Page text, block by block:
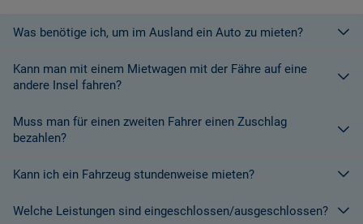
Was benötige ich, um im Ausland ein Auto zu mieten?
Mit einem europäischen Führerschein ist es kein Problem ein
Fahrzeug zu mieten. In Europa und bei den meisten
Kann man mit einem Mietwagen mit der Fähre auf eine
andere Insel fahren?
Die meisten Fahrzeugvermieter erlauben aus Gründen des
Versicherungsschutzes an Bord eines Schiffes nicht, dass ihre
Informationen finden Sie in den Bedingungen des Vermieters.
Muss man für einen zweiten Fahrer einen Zuschlag
bezahlen?
Ja. Für jeden zusätzlichen Fahrer muss am Zielort ein Zuschlag
Sonderangebot informiert, bei dem ein zusätzlicher Fahrer
Kann ich ein Fahrzeug stundenweise mieten?
Derzeit ist der Mindestzeitraum für eine Autoanmietung 24
Welche Leistungen sind eingeschlossen/ausgeschlossen?